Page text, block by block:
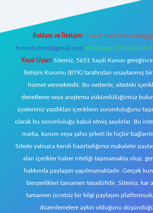
Reklam ve İletişim: E-mail:
forumhizmeti@gmail.com Whatsapp: 0262 606 0
Yasal Uyarı: Sitemiz, 5651 Sayılı Kanun
İletişim Kurumu (BTK) tarafından onaylanmış bir
hizmet vermektedir. Bu nedenle, sitedeki
denetleme veya araştırma yükümlülüğümüz
üyelerimiz yazdıkları içeriklerin sorumluluğunu
olarak bu sorumluluğu kabul etmiş sayılırlar. Bu
marka, kurum veya şahıs şirketi ile hiçbir
Sitede yalnızca kendi hazırladığımız makaleler
alan içerikler haber niteliği taşımamakta olup,
hakkında paylaşım yapılmamaktadır. Gerçek
benzerlikleri tamamen tesadüfidir. Sitemiz, kar
tamamen ücretsiz bir bilgi paylaşım
düzenlemelere aykırı olduğunu